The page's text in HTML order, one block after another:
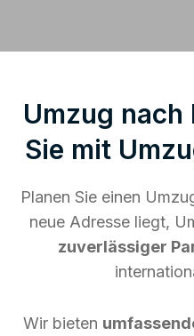
Umzug nach
Sie mit
Planen Sie einen
neue Adresse liegt,
zuverlässiger
Wir bieten